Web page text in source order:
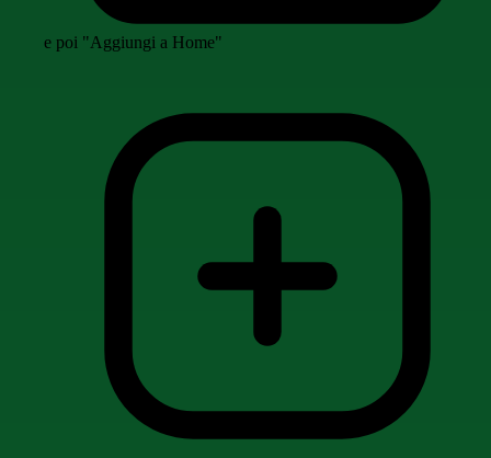
e poi "Aggiungi a Home"